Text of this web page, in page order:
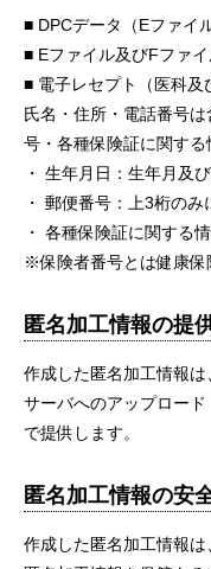
■ DPCデータ（Eファイ
■ Eファイル及びFファ
■ 電子レセプト（医科及
氏名・住所・電話番号
号・各種保険証に関する
・ 生年月日：生年月及
・ 郵便番号：上3桁のみ
・ 各種保険証に関する
※保険者番号とは健康保
匿名加工情報の提
作成した匿名加工情報
サーバへのアップロー
で提供します。
匿名加工情報の安
作成した匿名加工情報